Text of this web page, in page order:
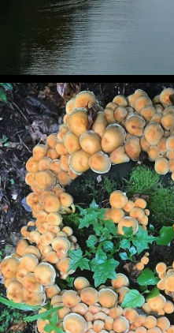
Herbst am Oder-Spree-Kanal
Handyfotos, Herbst, Landschaft